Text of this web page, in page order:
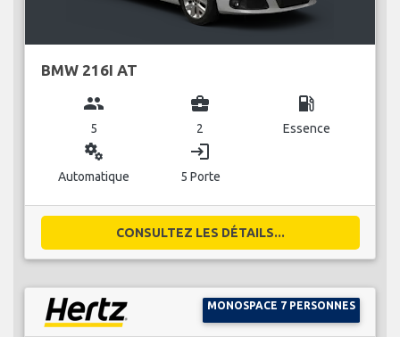
BMW 216I AT
group
5
business_center
2
local_gas_station
Essence
miscellaneous_services
Automatique
login
5 Porte
CONSULTEZ LES DÉTAILS...
MONOSPACE 7 PERSONNES